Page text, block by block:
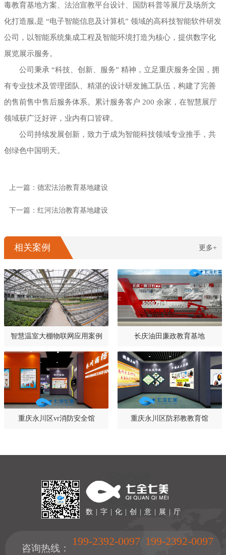
毒教育基地方案、法治宣教平台设计、国防科普等展厅及场所文
化打造服,是 “电子智能信息及计算机” 领域的高科技智能软件研发
公司，以智能系统集成工程及智能环境打造为核心，提供数字化
展览展示服务。
公司秉承 “科技、创新、服务” 精神，立足重庆服务全国，拥
有专业技术及管理团队、精湛的设计研发施工队伍，构建了完善
的售前售中售后服务体系。累计服务客户 200 余家，在智慧展厅
领域获广泛好评，业内有口皆碑。
公司持续发展创新，致力于成为智能科技领域专业推手，共
创绿色中国明天。
上一篇：德宏法治教育基地建设
下一篇：红河法治教育基地建设
相关案例 更多+
智慧温室大棚物联网应用案例 长庆油田廉政教育基地
重庆永川区vr消防安全馆 重庆永川区防邪教教育馆
数 | 字 | 化 | 创 | 意 | 展 | 厅
咨询热线：
199-2392-0097 199-2392-0097